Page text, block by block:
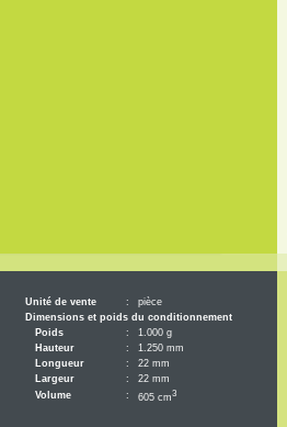
Unité de vente :
pièce
Dimensions et poids du conditionnement
Poids
:
1.000 g
Hauteur
:
1.250 mm
Longueur
:
22 mm
Largeur
:
22 mm
Volume
: 605 cm3